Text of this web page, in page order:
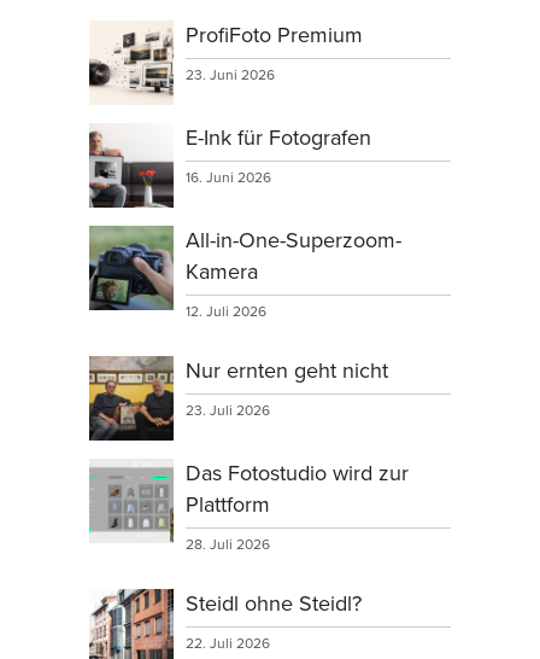
ProfiFoto Premium
23. Juni 2026
E-Ink für Fotografen
16. Juni 2026
All-in-One-Superzoom-
Kamera
12. Juli 2026
Nur ernten geht nicht
23. Juli 2026
Das Fotostudio wird zur
Plattform
28. Juli 2026
Steidl ohne Steidl?
22. Juli 2026